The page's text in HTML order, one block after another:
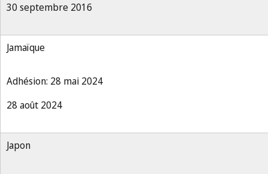
30 septembre 2016
Jamaïque
Adhésion: 28 mai 2024
28 août 2024
Japon